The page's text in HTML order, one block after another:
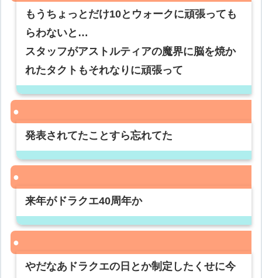
もうちょっとだけ10とウォークに頑張っても
らわないと…
スタッフがアストルティアの魔界に脳を焼か
れたタクトもそれなりに頑張って
発表されてたことすら忘れてた
来年がドラクエ40周年か
やだなあドラクエの日とか制定したくせに今